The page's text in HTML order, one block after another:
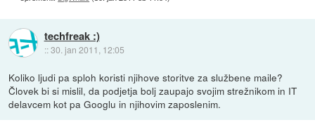
techfreak :)
::30. jan 2011, 12:05
Koliko ljudi pa sploh koristi njihove storitve za službene maile?
Človek bi si mislil, da podjetja bolj zaupajo svojim strežnikom in IT
delavcem kot pa Googlu in njihovim zaposlenim.